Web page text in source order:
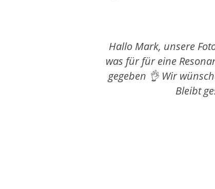
Hallo Mark, unsere
was für für eine
gegeben 👌 Wir
Bleibt